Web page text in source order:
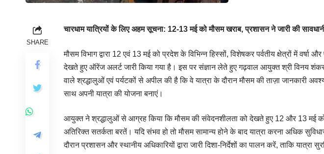
SHARE
चारधाम यात्रियों के लिए अहम सूचना: 12-13 मई को मौसम खराब, प्रशासन ने जारी की
मौसम विभाग द्वारा 12 एवं 13 मई को प्रदेश के विभिन्न हिस्सों, विशेषकर पर्वतीय क्षेत्रों में वर्षा
देखते हुए ऑरेंज अलर्ट जारी किया गया है। इस पर संज्ञान लेते हुए गढ़वाल आयुक्त श्री विनय
वाले श्रद्धालुओं एवं पर्यटकों से अपील की है कि वे यात्रा के दौरान मौसम की ताज़ा जानकारी
साथ अपनी यात्रा की योजना बनाएं।
आयुक्त ने श्रद्धालुओं से आग्रह किया कि मौसम की संवेदनशीलता को देखते हुए 12 और 13 मई को
अतिरिक्त सतर्कता बरतें। यदि संभव हो तो मौसम सामान्य होने के बाद यात्रा करना अधिक
दौरान प्रशासन और स्थानीय अधिकारियों द्वारा जारी दिशा-निर्देशों का पालन करें, ताकि यात्रा